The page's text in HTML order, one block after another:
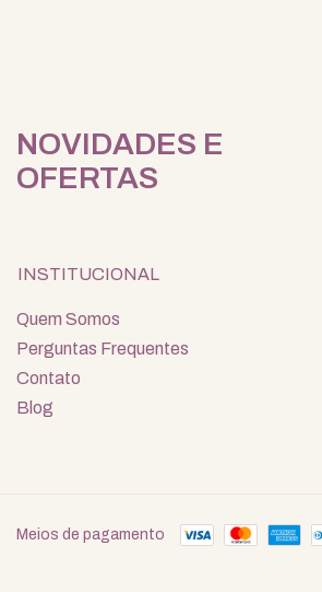
NOVIDADES E
OFERTAS
INSTITUCIONAL
Quem Somos
Perguntas Frequentes
Contato
Blog
Meios de pagamento